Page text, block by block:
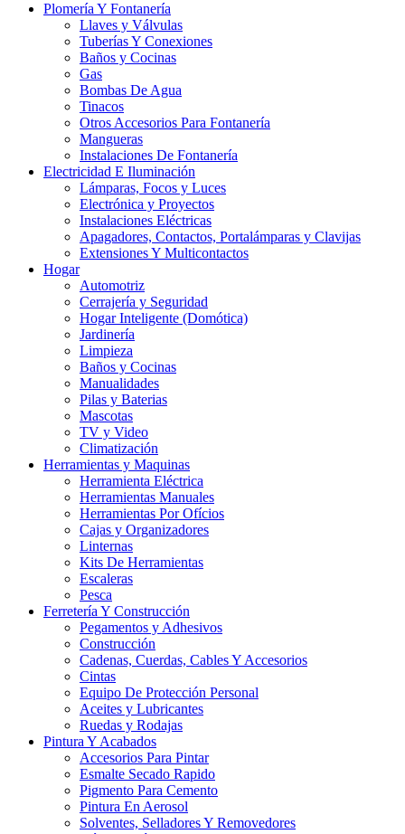
Plomería Y Fontanería
Llaves y Válvulas
Tuberías Y Conexiones
Baños y Cocinas
Gas
Bombas De Agua
Tinacos
Otros Accesorios Para Fontanería
Mangueras
Instalaciones De Fontanería
Electricidad E Iluminación
Lámparas, Focos y Luces
Electrónica y Proyectos
Instalaciones Eléctricas
Apagadores, Contactos, Portalámparas y Clavijas
Extensiones Y Multicontactos
Hogar
Automotriz
Cerrajería y Seguridad
Hogar Inteligente (Domótica)
Jardinería
Limpieza
Baños y Cocinas
Manualidades
Pilas y Baterias
Mascotas
TV y Video
Climatización
Herramientas y Maquinas
Herramienta Eléctrica
Herramientas Manuales
Herramientas Por Ofícios
Cajas y Organizadores
Linternas
Kits De Herramientas
Escaleras
Pesca
Ferretería Y Construcción
Pegamentos y Adhesivos
Construcción
Cadenas, Cuerdas, Cables Y Accesorios
Cintas
Equipo De Protección Personal
Aceites y Lubricantes
Ruedas y Rodajas
Pintura Y Acabados
Accesorios Para Pintar
Esmalte Secado Rapido
Pigmento Para Cemento
Pintura En Aerosol
Solventes, Selladores Y Removedores